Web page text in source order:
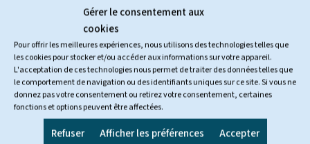
Gérer le consentement aux
cookies
Pour offrir les meilleures expériences, nous utilisons des technologies telles que
les cookies pour stocker et/ou accéder aux informations sur votre appareil.
L'acceptation de ces technologies nous permet de traiter des données telles que
le comportement de navigation ou des identifiants uniques sur ce site. Si vous ne
donnez pas votre consentement ou retirez votre consentement, certaines
fonctions et options peuvent être affectées.
Accepter
Refuser Afficher les préférences